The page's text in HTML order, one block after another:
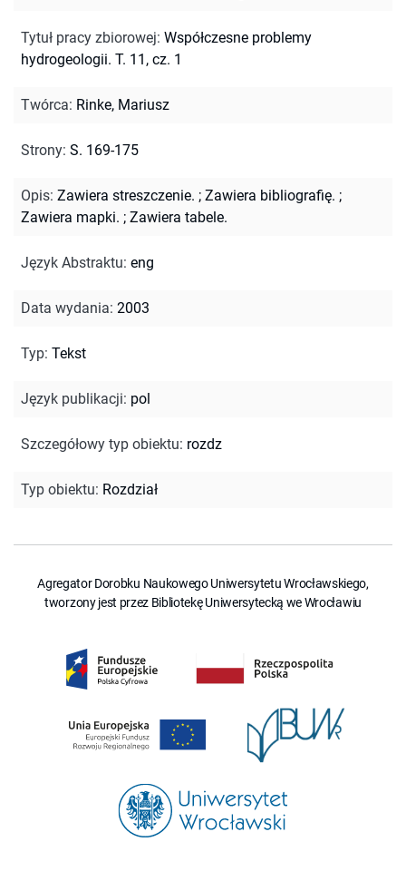
Tytuł pracy zbiorowej: Współczesne problemy
hydrogeologii. T. 11, cz. 1
Twórca: Rinke, Mariusz
Strony: S. 169-175
Opis: Zawiera streszczenie. ; Zawiera bibliografię. ;
Zawiera mapki. ; Zawiera tabele.
Język Abstraktu: eng
Data wydania: 2003
Typ: Tekst
Język publikacji: pol
Szczegółowy typ obiektu: rozdz
Typ obiektu: Rozdział
Agregator Dorobku Naukowego Uniwersytetu Wrocławskiego,
tworzony jest przez Bibliotekę Uniwersytecką we Wrocławiu